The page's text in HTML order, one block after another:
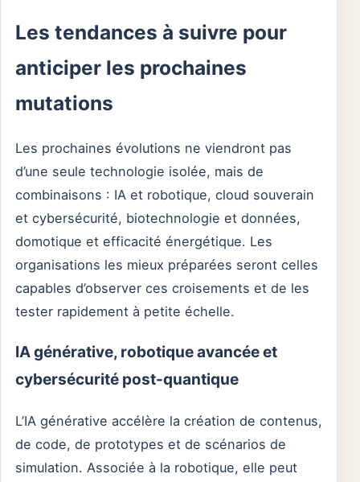
Les tendances à suivre pour
anticiper les prochaines
mutations
Les prochaines évolutions ne viendront pas
d’une seule technologie isolée, mais de
combinaisons : IA et robotique, cloud souverain
et cybersécurité, biotechnologie et données,
domotique et efficacité énergétique. Les
organisations les mieux préparées seront celles
capables d’observer ces croisements et de les
tester rapidement à petite échelle.
IA générative, robotique avancée et
cybersécurité post-quantique
L’IA générative accélère la création de contenus,
de code, de prototypes et de scénarios de
simulation. Associée à la robotique, elle peut